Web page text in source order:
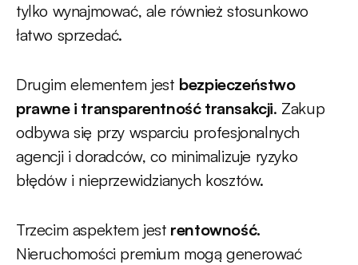
tylko wynajmować, ale również stosunkowo
łatwo sprzedać.
Drugim elementem jest bezpieczeństwo
prawne i transparentność transakcji. Zakup
odbywa się przy wsparciu profesjonalnych
agencji i doradców, co minimalizuje ryzyko
błędów i nieprzewidzianych kosztów.
Trzecim aspektem jest rentowność.
Nieruchomości premium mogą generować